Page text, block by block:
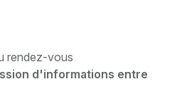
rendez-vous
d'informations entre